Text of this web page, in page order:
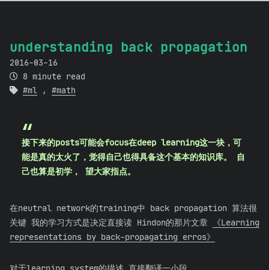
understanding back propagation
2016-03-16
8 minute read
ml , math
接下来的posts可能会focus在deep learning这一块，可
能是真的太火了，觉得自己也得具备这个基本的知识库。 自
己也算是初学， 望大家指点。
在neutral network的training中 back propagation 算法很
关键 我的学习方式是决定直接读 Hindon的那片文章
《Learning
representations by back-propagating erros》